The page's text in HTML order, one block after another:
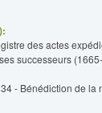
des actes
successeurs
- Bénédiction de la